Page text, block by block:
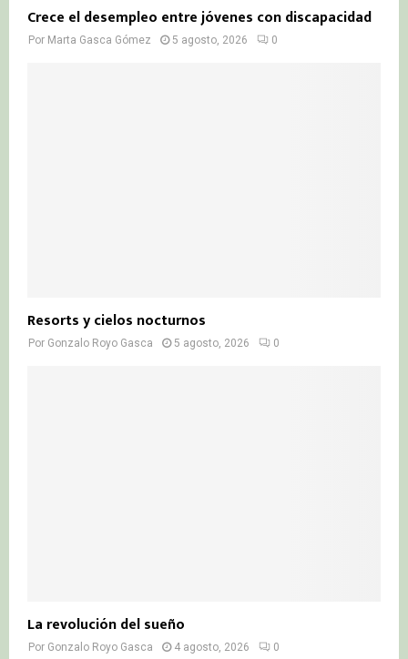
Crece el desempleo entre jóvenes con discapacidad
Por Marta Gasca Gómez 5 agosto, 2026 0
Resorts y cielos nocturnos
Por Gonzalo Royo Gasca 5 agosto, 2026 0
La revolución del sueño
Por Gonzalo Royo Gasca 4 agosto, 2026 0